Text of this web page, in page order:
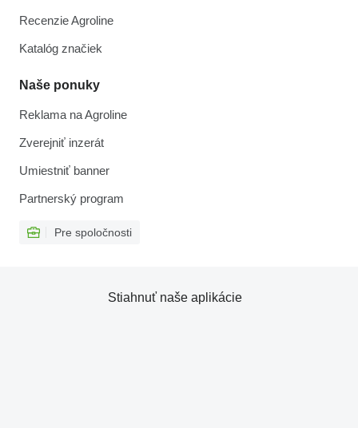
Recenzie Agroline
Katalóg značiek
Naše ponuky
Reklama na Agroline
Zverejniť inzerát
Umiestniť banner
Partnerský program
Pre spoločnosti
Stiahnuť naše aplikácie